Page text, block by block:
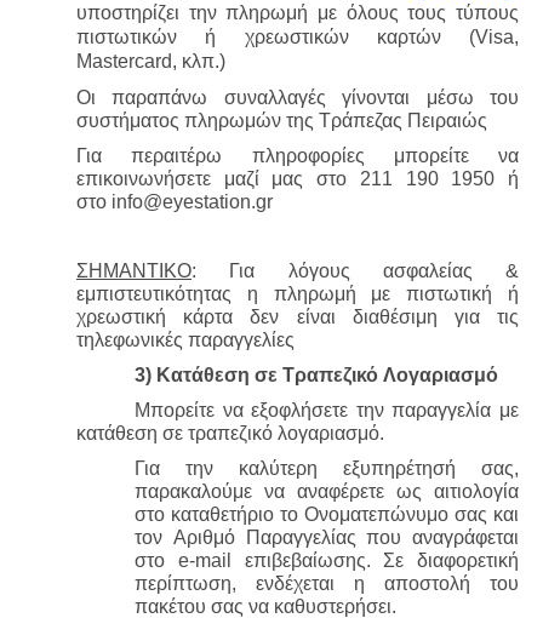
υποστηρίζει την πληρωμή με όλους τους τύπους
πιστωτικών ή χρεωστικών καρτών (Visa,
Mastercard, κλπ.)
Οι παραπάνω συναλλαγές γίνονται μέσω του
συστήματος πληρωμών της Τράπεζας Πειραιώς
Για περαιτέρω πληροφορίες μπορείτε να
επικοινωνήσετε μαζί μας στο 211 190 1950 ή
στο info@eyestation.gr
ΣΗΜΑΝΤΙΚΟ: Για λόγους ασφαλείας &
εμπιστευτικότητας η πληρωμή με πιστωτική ή
χρεωστική κάρτα δεν είναι διαθέσιμη για τις
τηλεφωνικές παραγγελίες
3) Κατάθεση σε Τραπεζικό Λογαριασμό
Μπορείτε να εξοφλήσετε την παραγγελία με
κατάθεση σε τραπεζικό λογαριασμό.
Για την καλύτερη εξυπηρέτησή σας,
παρακαλούμε να αναφέρετε ως αιτιολογία
στο καταθετήριο το Ονοματεπώνυμο σας και
τον Αριθμό Παραγγελίας που αναγράφεται
στο e-mail επιβεβαίωσης. Σε διαφορετική
περίπτωση, ενδέχεται η αποστολή του
πακέτου σας να καθυστερήσει.